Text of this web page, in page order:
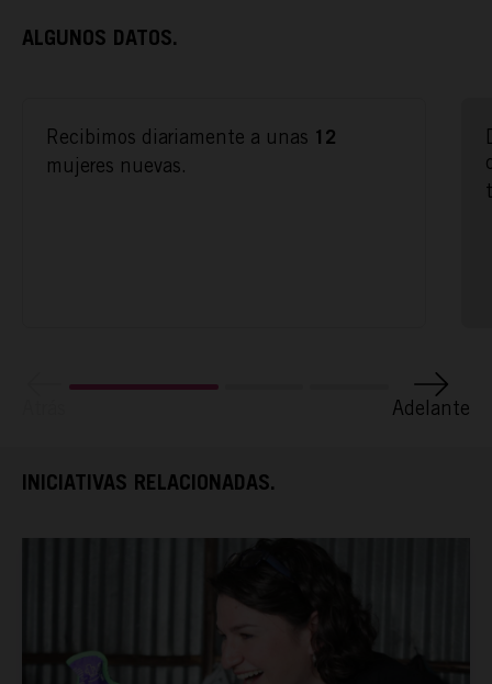
CONÓCENOS
ALGUNOS DATOS.
Recibimos diariamente a unas 12
mujeres nuevas.
Adelante
INICIATIVAS RELACIONADAS.